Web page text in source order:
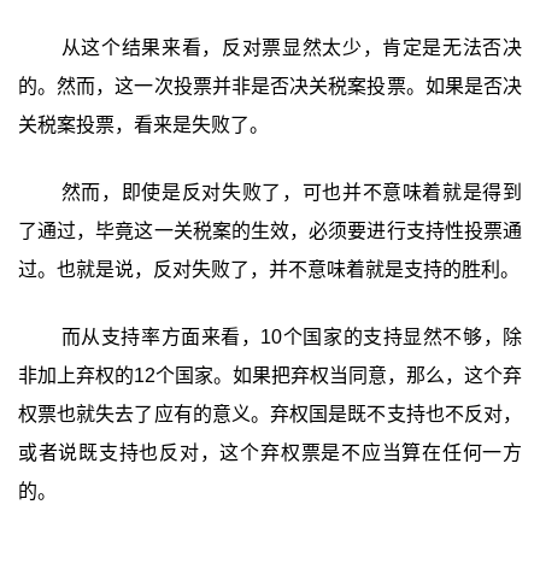
从这个结果来看，反对票显然太少，肯定是无法否决
的。然而，这一次投票并非是否决关税案投票。如果是否决
关税案投票，看来是失败了。
然而，即使是反对失败了，可也并不意味着就是得到
了通过，毕竟这一关税案的生效，必须要进行支持性投票通
过。也就是说，反对失败了，并不意味着就是支持的胜利。
而从支持率方面来看，10个国家的支持显然不够，除
非加上弃权的12个国家。如果把弃权当同意，那么，这个弃
权票也就失去了应有的意义。弃权国是既不支持也不反对，
或者说既支持也反对，这个弃权票是不应当算在任何一方
的。